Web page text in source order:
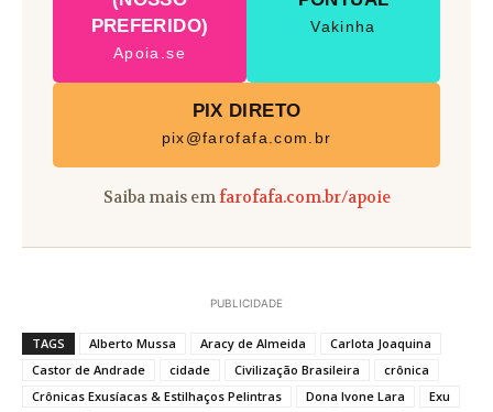
PREFERIDO)
Apoia.se
Vakinha
PIX DIRETO
pix@farofafa.com.br
Saiba mais emfarofafa.com.br/apoie
PUBLICIDADE
TAGS Alberto Mussa Aracy de Almeida
Carlota Joaquina
Castor de Andrade
cidade Civilização Brasileira
crônica
Crônicas Exusíacas & Estilhaços Pelintras
Dona Ivone Lara
Exu